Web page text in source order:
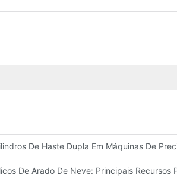
De Haste Dupla Em Máquinas De
De Arado De Neve: Principais Recursos